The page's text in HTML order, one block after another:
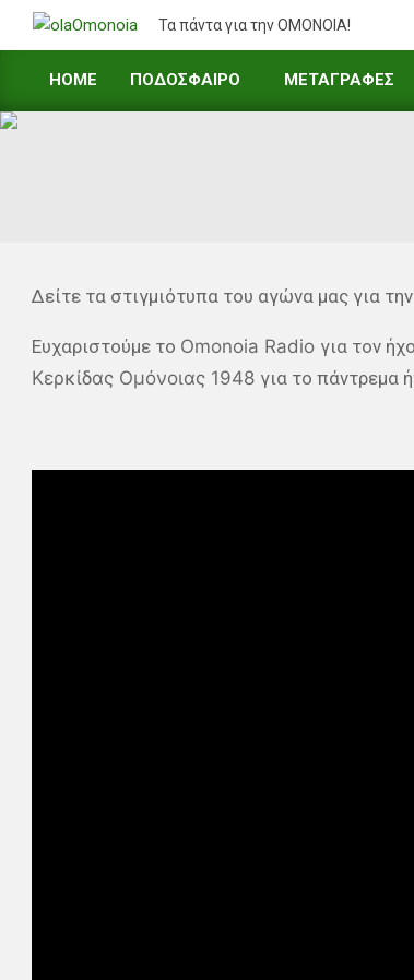
Τα πάντα για την ΟΜΟΝΟΙΑ!
HOME ΠΟΔΟΣΦΑΙΡΟ ΜΕΤΑΓΡΑΦΕΣ
Δείτε τα στιγμιότυπα του αγώνα μας για
Ευχαριστούμε το Omonoia Radio για τον
Κερκίδας Ομόνοιας 1948 για το πάντρεμα